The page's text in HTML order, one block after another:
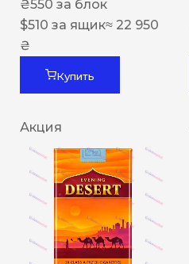
₴550 за блок
$510 за ящик≈ 22 950
₴
Купить
Акция